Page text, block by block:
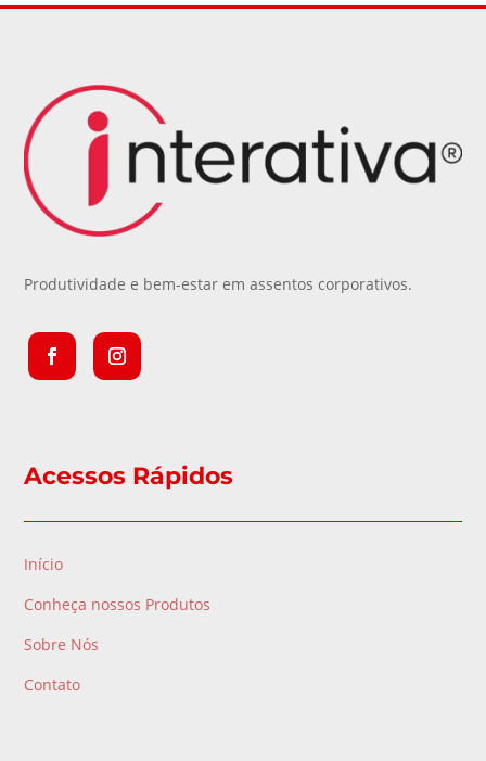
Produtividade e bem-estar em assentos corporativos.
Acessos Rápidos
Início
Conheça nossos Produtos
Sobre Nós
Contato